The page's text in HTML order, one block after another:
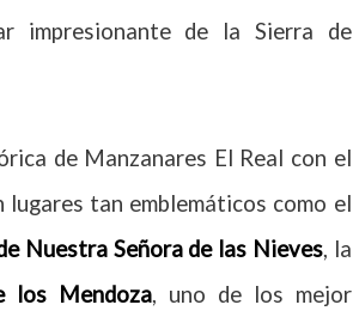
impresionante de la Sierra de
de Manzanares El Real con el
lugares tan emblemáticos como el
Nuestra Señora de las Nieves, la
los Mendoza, uno de los mejor